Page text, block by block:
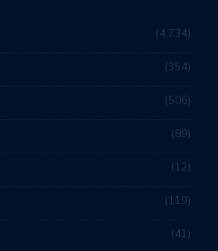
4,734
354
506
89
12
119
41